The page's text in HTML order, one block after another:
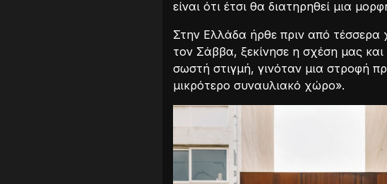
είναι ότι έτσι θα διατηρηθεί μια
Στην Ελλάδα ήρθε πριν από τέσσερα
τον Σάββα, ξεκίνησε η σχέση μας
σωστή στιγμή, γινόταν μια στροφή
μικρότερο συναυλιακό χώρο».